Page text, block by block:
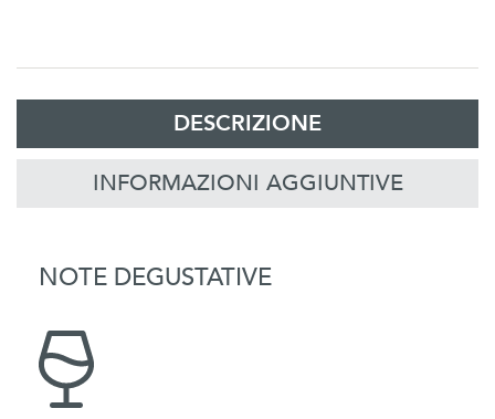
DESCRIZIONE
INFORMAZIONI AGGIUNTIVE
NOTE DEGUSTATIVE